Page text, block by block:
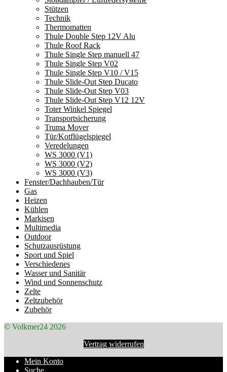
Stützen
Technik
Thermomatten
Thule Double Step 12V Alu
Thule Roof Rack
Thule Single Step manuell 47
Thule Single Step V02
Thule Single Step V10 / V15
Thule Slide-Out Step Ducato
Thule Slide-Out Step V03
Thule Slide-Out Step V12 12V
Toter Winkel Spiegel
Transportsicherung
Truma Mover
Tür/Kotflügelspiegel
Veredelungen
WS 3000 (V1)
WS 3000 (V2)
WS 3000 (V3)
Fenster/Dachhauben/Tür
Gas
Heizen
Kühlen
Markisen
Multimedia
Outdoor
Schutzausrüstung
Sport und Spiel
Verschiedenes
Wasser und Sanitär
Wind und Sonnenschutz
Zelte
Zeltzubehör
Zubehör
© Volkmer24 2026
Vertrag widerrufen
Mein Konto
Suche